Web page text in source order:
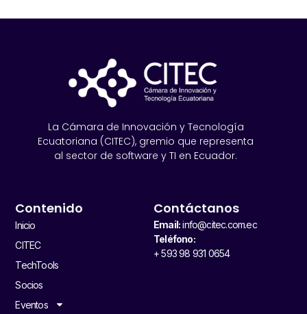
La Cámara de Innovación y Tecnología
Ecuatoriana (CITEC), gremio que representa
al sector de software y TI en Ecuador.
Contenido
Inicio
CITEC
TechTools
Socios
Eventos
Contáctanos
Email:info@citec.com.ec
Teléfono:
+ 593 98 931 0654